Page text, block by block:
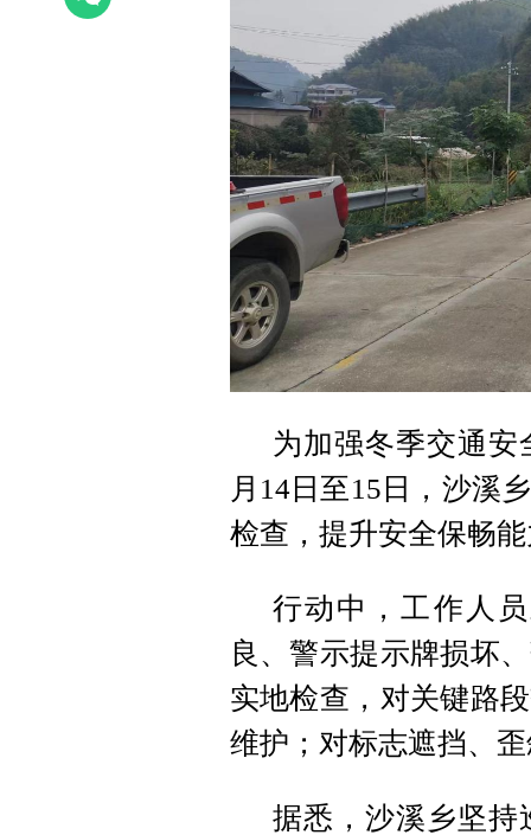
为加强冬季交通安
月14日至15日，沙溪
检查，提升安全保畅
行动中，工作人
良、警示提示牌损坏
实地检查，对关键路
维护；对标志遮挡、
据悉，沙溪乡坚持